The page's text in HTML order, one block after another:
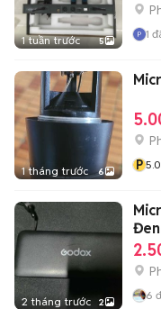
1 tuần trước 5 1
1 tháng trước 6
P 5.0
2 tháng trước 2
Đen
6